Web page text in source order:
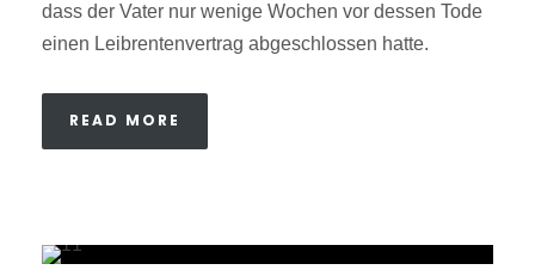
dass der Vater nur wenige Wochen vor dessen Tode
einen Leibrentenvertrag abgeschlossen hatte.
READ MORE